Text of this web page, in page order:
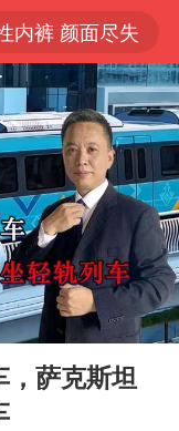
内裤 颜面尽失
“China Cool”火了，老外爱上中国避暑游
台风白海豚闭眼浙江上海处于危险半圆
或由烟头引起
网约车司机充电时猝死保险拒赔
中国父女泰国骑摩托车坠崖1死1伤
被查
击贯穿浙江
体市民书》
消
04:01
，萨克斯坦